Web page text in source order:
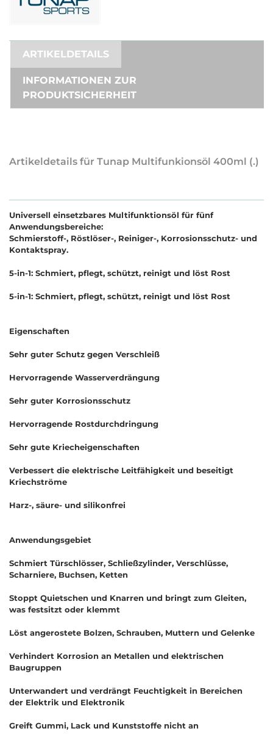
ARTIKELDETAILS
INFORMATIONEN ZUR
PRODUKTSICHERHEIT
Artikeldetails für Tunap Multifunkionsöl 400ml (.)
Universell einsetzbares Multifunktionsöl für fünf
Anwendungsbereiche:
Schmierstoff-, Röstlöser-, Reiniger-, Korrosionsschutz- und
Kontaktspray.
5-in-1: Schmiert, pflegt, schützt, reinigt und löst Rost
5-in-1: Schmiert, pflegt, schützt, reinigt und löst Rost
Eigenschaften
Sehr guter Schutz gegen Verschleiß
Hervorragende Wasserverdrängung
Sehr guter Korrosionsschutz
Hervorragende Rostdurchdringung
Sehr gute Kriecheigenschaften
Verbessert die elektrische Leitfähigkeit und beseitigt
Kriechströme
Harz-, säure- und silikonfrei
Anwendungsgebiet
Schmiert Türschlösser, Schließzylinder, Verschlüsse,
Scharniere, Buchsen, Ketten
Stoppt Quietschen und Knarren und bringt zum Gleiten,
was festsitzt oder klemmt
Löst angerostete Bolzen, Schrauben, Muttern und Gelenke
Verhindert Korrosion an Metallen und elektrischen
Baugruppen
Unterwandert und verdrängt Feuchtigkeit in Bereichen
der Elektrik und Elektronik
Greift Gummi, Lack und Kunststoffe nicht an